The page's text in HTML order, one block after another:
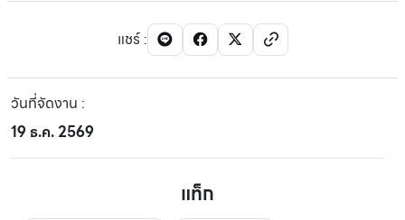
แชร์:
วันที่จัดงาน :
19 ธ.ค. 2569
แท็ก